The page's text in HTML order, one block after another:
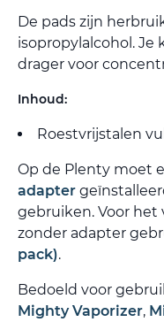
De pads zijn
isopropylalcohol. Je
drager voor
Inhoud:
Roestvrijstalen
Op de Plenty moet
adapter
gebruiken. Voor het
zonder adapter
pack).
Bedoeld voor
Mighty Vaporizer,